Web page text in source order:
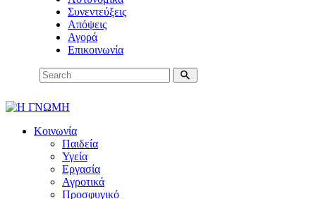
Συνεντεύξεις
Απόψεις
Αγορά
Επικοινωνία
Κοινωνία
Παιδεία
Υγεία
Εργασία
Αγροτικά
Προσφυγικό